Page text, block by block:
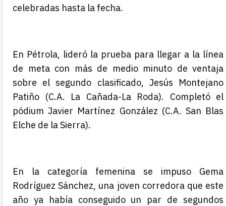
celebradas hasta la fecha.
En Pétrola, lideró la prueba para llegar a la línea
de meta con más de medio minuto de ventaja
sobre el segundo clasificado, Jesús Montejano
Patiño (C.A. La Cañada-La Roda). Completó el
pódium Javier Martínez González (C.A. San Blas
Elche de la Sierra).
En la categoría femenina se impuso Gema
Rodríguez Sánchez, una joven corredora que este
año ya había conseguido un par de segundos